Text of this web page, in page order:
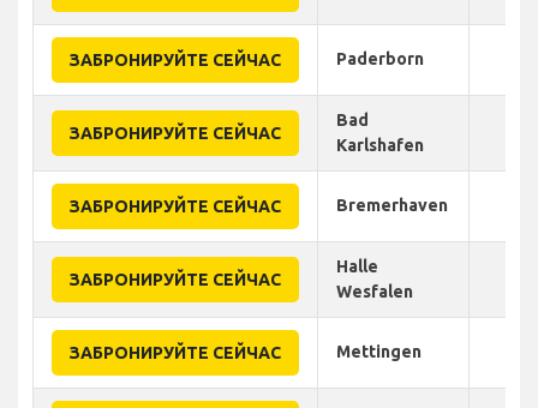
ЗАБРОНИРУЙТЕ СЕЙЧАС Paderborn
ЗАБРОНИРУЙТЕ СЕЙЧАС
Bad
Karlshafen
ЗАБРОНИРУЙТЕ СЕЙЧАС Bremerhaven
ЗАБРОНИРУЙТЕ СЕЙЧАС
Halle
Wesfalen
ЗАБРОНИРУЙТЕ СЕЙЧАС Mettingen